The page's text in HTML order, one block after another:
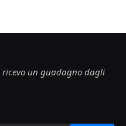
un guadagno dagli